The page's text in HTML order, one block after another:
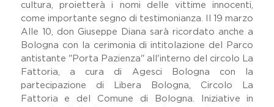
cultura, proietterà i nomi delle vittime innocenti,
come importante segno di testimonianza. Il 19 marzo
Alle 10, don Giuseppe Diana sarà ricordato anche a
Bologna con la cerimonia di intitolazione del Parco
antistante "Porta Pazienza" all'interno del circolo La
Fattoria, a cura di Agesci Bologna con la
partecipazione di Libera Bologna, Circolo La
Fattoria e del Comune di Bologna. Iniziative in